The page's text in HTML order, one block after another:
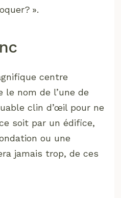
».
centre
le nom de l’une de
clin d’œil pour ne
soit par un édifice,
ou une
jamais trop, de ces